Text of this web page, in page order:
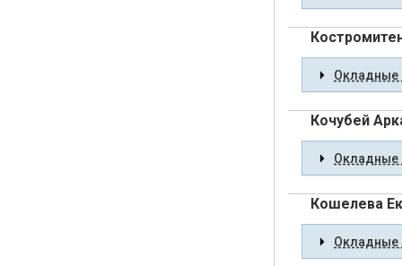
Окладные
Кочубей
Окладные
Кошелева
Окладные